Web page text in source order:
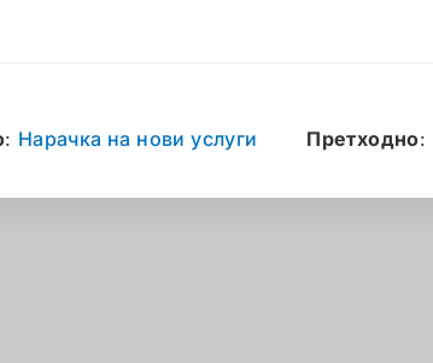
: Нарачка на нови услуги Претходно: